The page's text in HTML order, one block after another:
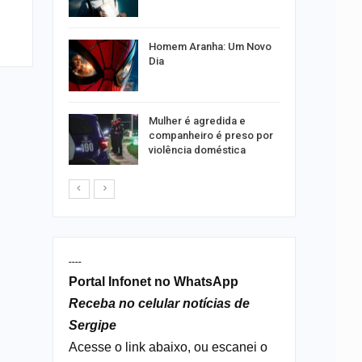
Homem Aranha: Um Novo
Dia
Mulher é agredida e
companheiro é preso por
violência doméstica
----
Portal Infonet no WhatsApp
Receba no celular notícias de
Sergipe
Acesse o link abaixo, ou escanei o